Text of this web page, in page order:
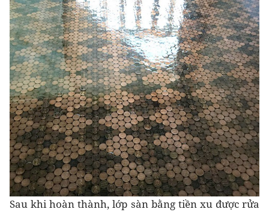
Sau khi hoàn thành, lớp sàn bằng tiền xu được rửa